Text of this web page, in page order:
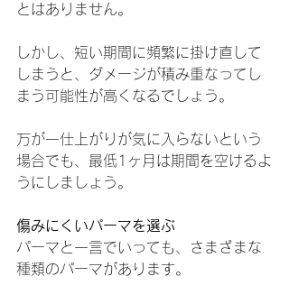
とはありません。
しかし、短い期間に頻繁に掛け直して
しまうと、ダメージが積み重なってし
まう可能性が高くなるでしょう。
万が一仕上がりが気に入らないという
場合でも、最低1ヶ月は期間を空けるよ
うにしましょう。
傷みにくいパーマを選ぶ
パーマと一言でいっても、さまざまな
種類のパーマがあります。